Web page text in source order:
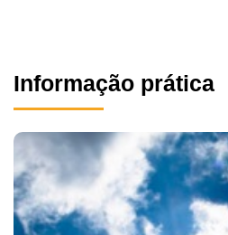
Informação prática